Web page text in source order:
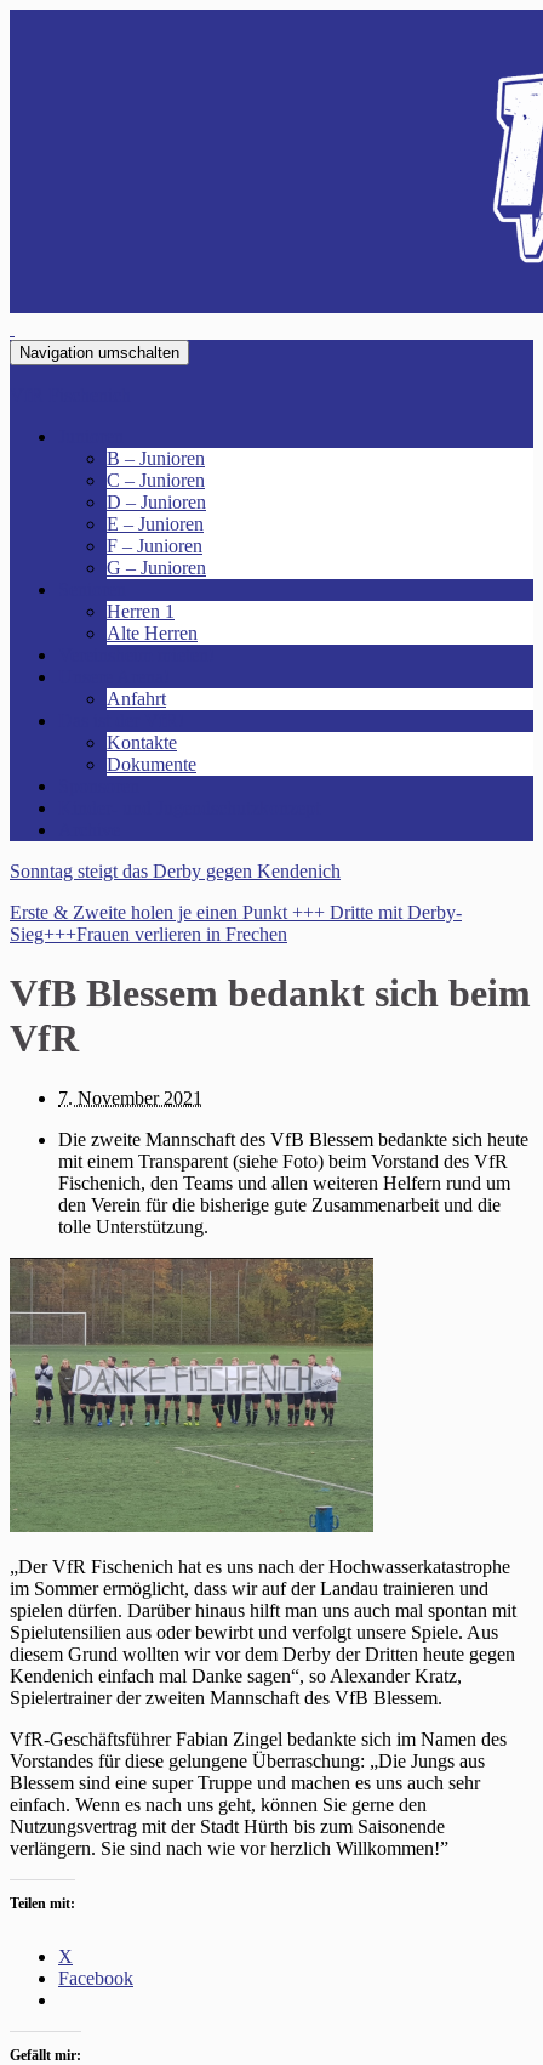
Navigation umschalten
B – Junioren
C – Junioren
D – Junioren
E – Junioren
F – Junioren
G – Junioren
Herren 1
Alte Herren
Anfahrt
Kontakte
Dokumente
Sonntag steigt das Derby gegen Kendenich
Erste & Zweite holen je einen Punkt +++ Dritte mit Derby-
Sieg+++Frauen verlieren in Frechen
VfB Blessem bedankt sich beim
VfR
7. November 2021
Die zweite Mannschaft des VfB Blessem bedankte sich heute
mit einem Transparent (siehe Foto) beim Vorstand des VfR
Fischenich, den Teams und allen weiteren Helfern rund um
den Verein für die bisherige gute Zusammenarbeit und die
tolle Unterstützung.
„Der VfR Fischenich hat es uns nach der Hochwasserkatastrophe
im Sommer ermöglicht, dass wir auf der Landau trainieren und
spielen dürfen. Darüber hinaus hilft man uns auch mal spontan mit
Spielutensilien aus oder bewirbt und verfolgt unsere Spiele. Aus
diesem Grund wollten wir vor dem Derby der Dritten heute gegen
Kendenich einfach mal Danke sagen“, so Alexander Kratz,
Spielertrainer der zweiten Mannschaft des VfB Blessem.
VfR-Geschäftsführer Fabian Zingel bedankte sich im Namen des
Vorstandes für diese gelungene Überraschung: „Die Jungs aus
Blessem sind eine super Truppe und machen es uns auch sehr
einfach. Wenn es nach uns geht, können Sie gerne den
Nutzungsvertrag mit der Stadt Hürth bis zum Saisonende
verlängern. Sie sind nach wie vor herzlich Willkommen!”
Teilen mit:
X
Facebook
Gefällt mir: